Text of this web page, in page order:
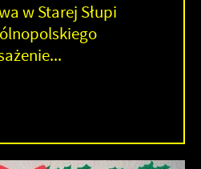
w Starej Słupi